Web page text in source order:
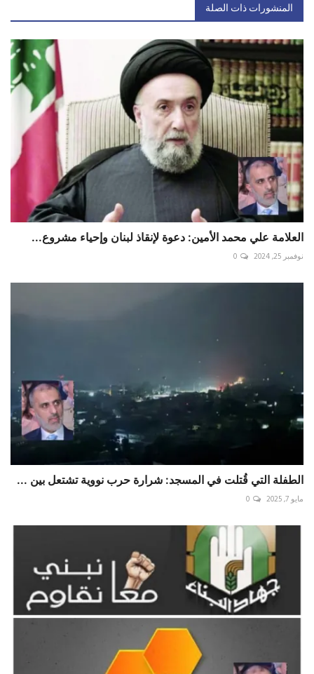
المنشورات ذات الصلة
العلامة علي محمد الأمين: دعوة لإنقاذ لبنان وإحياء مشروع...
نوفمبر 25, 2024 0
الطفلة التي قُتلت في المسجد: شرارة حرب نووية تشتعل بين ...
مايو 7, 2025 0